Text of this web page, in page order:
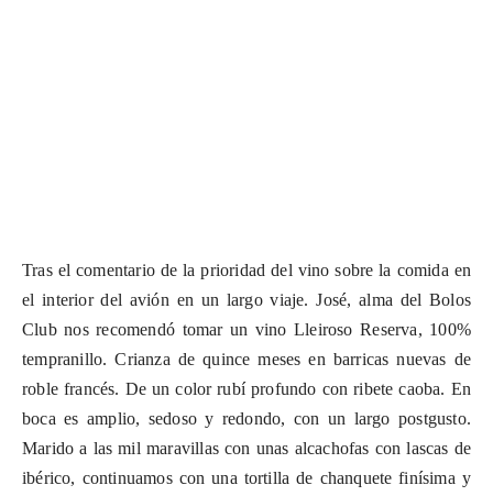
Tras el comentario de la prioridad del vino sobre la comida en
el interior del avión en un largo viaje. José, alma del Bolos
Club nos recomendó tomar un vinoLleiroso Reserva, 100%
tempranillo. Crianza de quince meses en barricas nuevas de
roble francés. De un color rubí profundo con ribete caoba. En
boca es amplio, sedoso y redondo, con un largo postgusto.
Marido a las mil maravillas con unas alcachofas con lascas de
ibérico, continuamos con una tortilla de chanquete finísima y